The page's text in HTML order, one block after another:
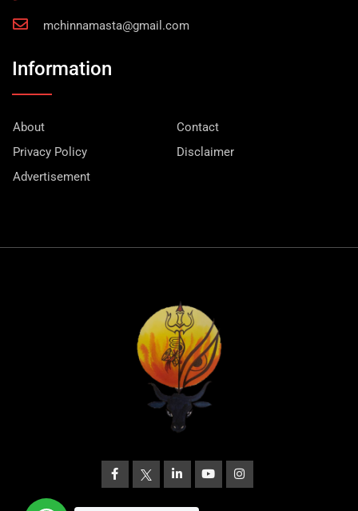
mchinnamasta@gmail.com
Information
About
Contact
Privacy Policy
Disclaimer
Advertisement